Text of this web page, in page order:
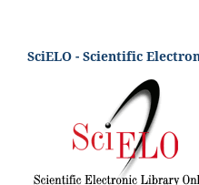
SciELO - Scientific